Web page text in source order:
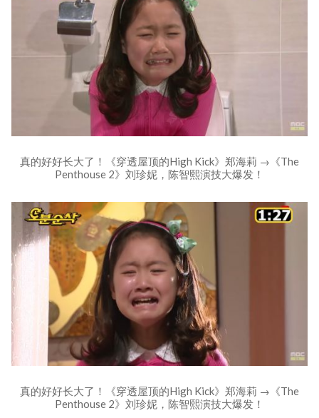
真的好好长大了！《穿透屋顶的High Kick》郑海莉 →《The
Penthouse 2》刘珍妮，陈智熙演技大爆发！
真的好好长大了！《穿透屋顶的High Kick》郑海莉 →《The
Penthouse 2》刘珍妮，陈智熙演技大爆发！